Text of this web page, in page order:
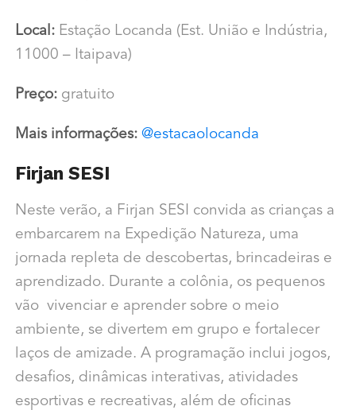
Local:Estação Locanda (Est. União e Indústria,
11000 – Itaipava)
Preço:gratuito
Mais informações: @estacaolocanda
Firjan SESI
Neste verão, a Firjan SESI convida as crianças a
embarcarem na Expedição Natureza, uma
jornada repleta de descobertas, brincadeiras e
aprendizado. Durante a colônia, os pequenos
vão vivenciar e aprender sobre o meio
ambiente, se divertem em grupo e fortalecer
laços de amizade. A programação inclui jogos,
desafios, dinâmicas interativas, atividades
esportivas e recreativas, além de oficinas